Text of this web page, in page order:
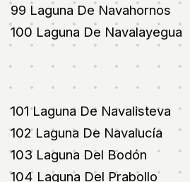
99 Laguna De Navahornos
100 Laguna De Navalayegua
101 Laguna De Navalisteva
102 Laguna De Navalucía
103 Laguna Del Bodón
104 Laguna Del Prabollo